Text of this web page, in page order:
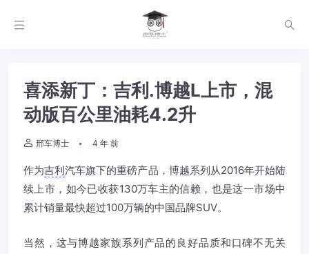
喜添新丁：吉利.博越L上市，混
动版百公里油耗4.2升
邢车博士 4 年 前
作为吉利汽车旗下的重磅产品，博越系列从2016年开始陆
续上市，如今已收获130万车主的信赖，也是这一市场中
累计销量最快超过100万辆的中国品牌SUV。
当然，这与博越家族系列产品的良好品质和口碑不无关